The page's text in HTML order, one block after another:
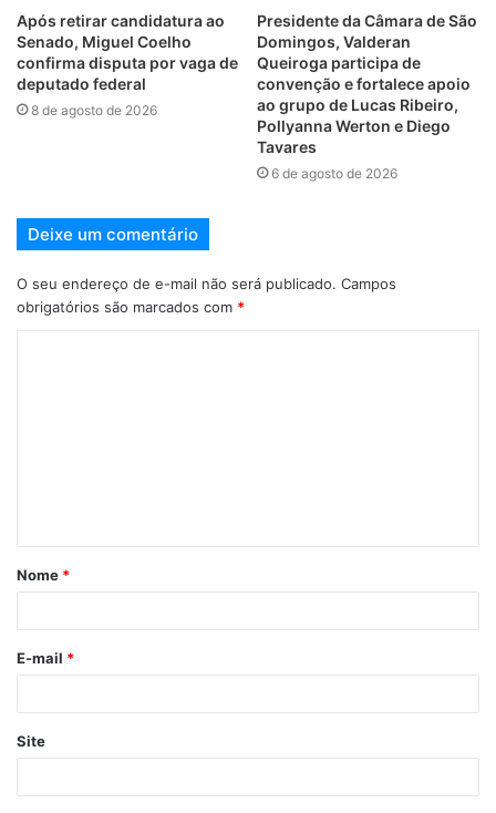
Após retirar candidatura ao
Senado, Miguel Coelho
confirma disputa por vaga de
deputado federal
8 de agosto de 2026
Presidente da Câmara de São
Domingos, Valderan
Queiroga participa de
convenção e fortalece apoio
ao grupo de Lucas Ribeiro,
Pollyanna Werton e Diego
Tavares
6 de agosto de 2026
Deixe um comentário
O seu endereço de e-mail não será publicado. Campos
obrigatórios são marcados com *
Nome *
E-mail *
Site